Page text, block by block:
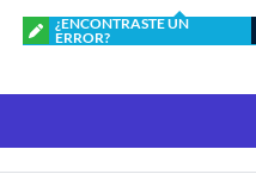
¿ENCONTRASTE UN
ERROR?